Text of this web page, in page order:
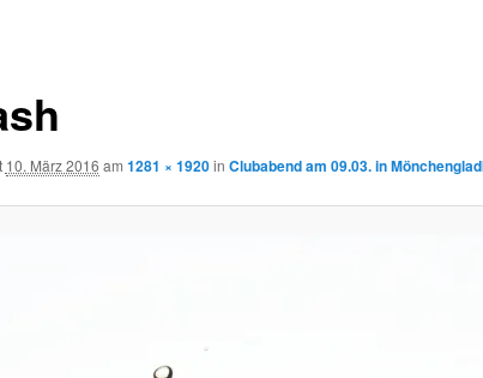
10. März 2016 am 1281 × 1920in Clubabend am 09.03. in